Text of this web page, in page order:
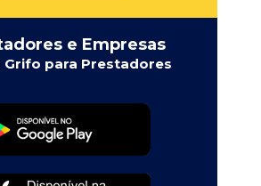
e Empresas
Grifo para Prestadores